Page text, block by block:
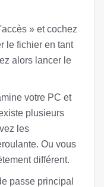
» et cochez
le fichier en tant
alors lancer le
votre PC et
plusieurs
les
Ou vous
différent.
passe principal